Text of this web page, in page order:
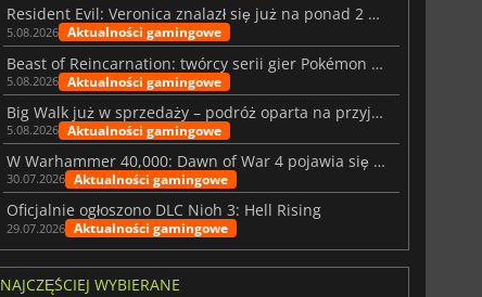
Resident Evil: Veronica znalazł się już na ponad 2 milionach list życzeń
5.08.2026 Aktualności gamingowe
Beast of Reincarnation: twórcy serii gier Pokémon wkraczają na nową ścieżkę
5.08.2026 Aktualności gamingowe
Big Walk już w sprzedaży – podróż oparta na przyjaźni
5.08.2026 Aktualności gamingowe
W Warhammer 40,000: Dawn of War 4 pojawia się frakcja Nekronów
30.07.2026 Aktualności gamingowe
Oficjalnie ogłoszono DLC Nioh 3: Hell Rising
29.07.2026 Aktualności gamingowe
NAJCZĘŚCIEJ WYBIERANE